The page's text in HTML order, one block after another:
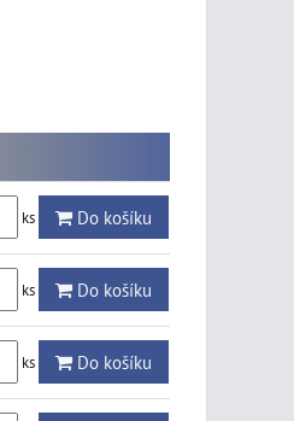
ks Do košíku
ks Do košíku
ks Do košíku